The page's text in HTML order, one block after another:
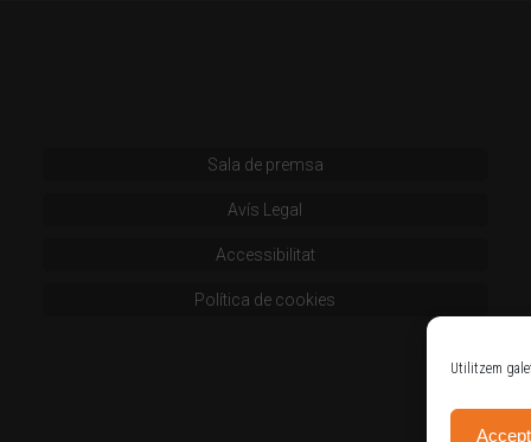
Utilitzem
Sala de premsa
Avís Legal
Accessibilitat
Política de cookies